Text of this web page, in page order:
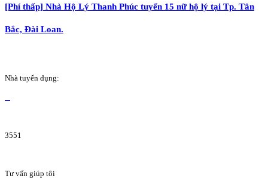
[Phí thấp] Nhà Hộ Lý Thanh Phúc tuyển 15 nữ hộ lý tại Tp. Tân
Bắc, Đài Loan.
Nhà tuyển dụng:
3551
Tư vấn giúp tôi